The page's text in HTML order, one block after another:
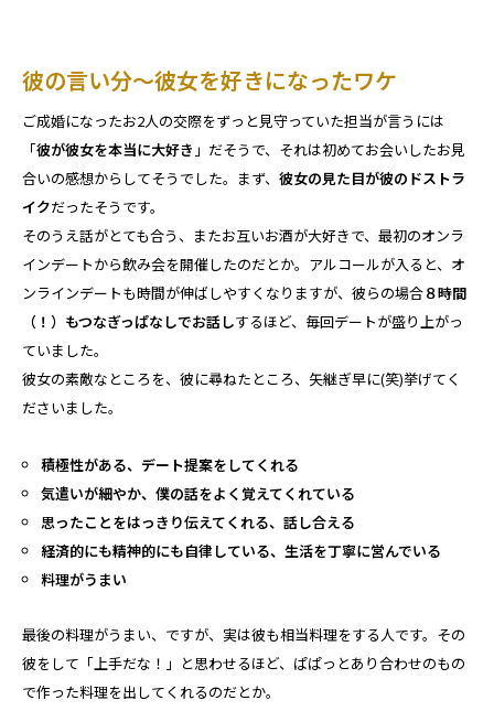
彼の言い分～彼女を好きになったワケ
ご成婚になったお2人の交際をずっと見守っていた担当が言うには
「彼が彼女を本当に大好き 」だそうで、それは初めてお会いしたお見
合いの感想からしてそうでした。まず、 彼女の見た目が彼のドストラ
イクだったそうです。
そのうえ話がとても合う、またお互いお酒が大好きで、最初のオンラ
インデートから飲み会を開催したのだとか。アルコールが入ると、オ
ンラインデートも時間が伸ばしやすくなりますが、彼らの場合８時間
（！）もつなぎっぱなしでお話しするほど、毎回デートが盛り上がっ
ていました。
彼女の素敵なところを、彼に尋ねたところ、矢継ぎ早に(笑)挙げてく
ださいました。
積極性がある、デート提案をしてくれる
気遣いが細やか、僕の話をよく覚えてくれている
思ったことをはっきり伝えてくれる、話し合える
経済的にも精神的にも自律している、生活を丁寧に営んでいる
料理がうまい
最後の料理がうまい、ですが、実は彼も相当料理をする人です。その
彼をして「上手だな！」と思わせるほど、ぱぱっとあり合わせのもの
で作った料理を出してくれるのだとか。